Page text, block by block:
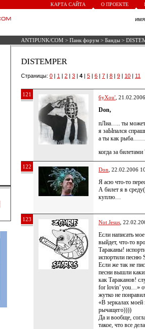
КАРТА САЙТА О ПРОЕКТЕ
ANTIPUNK/COM > Панк форум > Банды >
DISTEMPER
Страницы: 0 | 1 | 2 | 3 | 4 | 5 | 6 | 7 | 8 | 9 | 10 | 11
121 6yXou' ,
Don,
пЛиа….. ты может
я заЫпался
а ты как рыба……
когда за билетами
122 Don , 22.02.2006
Я асю что-то
А билет я в
куплю…
123 Not Jesus ,
Если написать
выйдет, что-то
Тараканы!
испортили песню
Если же так не
песни вышли
как Тараканов!
for lovin’ you…»
жутко не
«В зеркалах
рычащего))))
Да и вообще,
такое, что все